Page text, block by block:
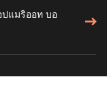
แมริออท บอ